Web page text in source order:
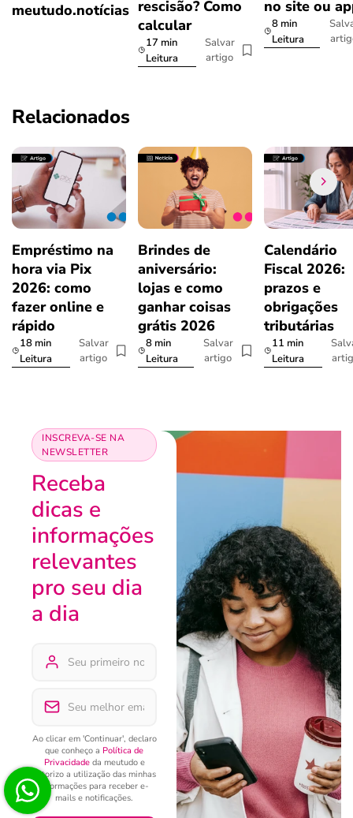
meutudo.notícias rescisão? Como
calcular
17 min
Leitura
Salvar
artigo
no site ou
8 min
Leitura
Relacionados
Empréstimo na
hora via Pix
2026: como
fazer online e
rápido
18 min
Leitura
Salvar
artigo
Brindes de
aniversário:
lojas e como
ganhar coisas
grátis 2026
8 min
Leitura
Salvar
artigo
Calendário
Fiscal 2026:
prazos e
obrigações
tributárias
11 min
Leitura
INSCREVA-SE NA
NEWSLETTER
Receba
dicas e
informações
relevantes
pro seu dia
a dia
Ao clicar em 'Continuar', declaro
que conheço a Política de
Privacidadeda meutudo e
autorizo a utilização das minhas
informações para receber e-
mails e notificações.